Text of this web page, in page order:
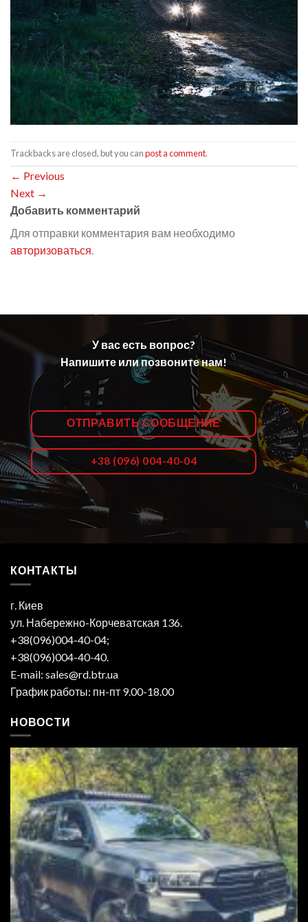
Trackbacks are closed, but you canpost a comment.
← Previous
Next →
Добавить комментарий
Для отправки комментария вам необходимо
авторизоваться
У вас есть вопрос?
Напишите или позвоните нам!
ОТПРАВИТЬ СООБЩЕНИЕ
+38 (096) 004-40-04
КОНТАКТЫ
г. Киев
ул. Набережно-Корчеватская 136.
+38(096)004-40-04;
+38(096)004-40-40.
E-mail: sales@rd.btr.ua
График работы: пн-пт 9.00-18.00
НОВОСТИ